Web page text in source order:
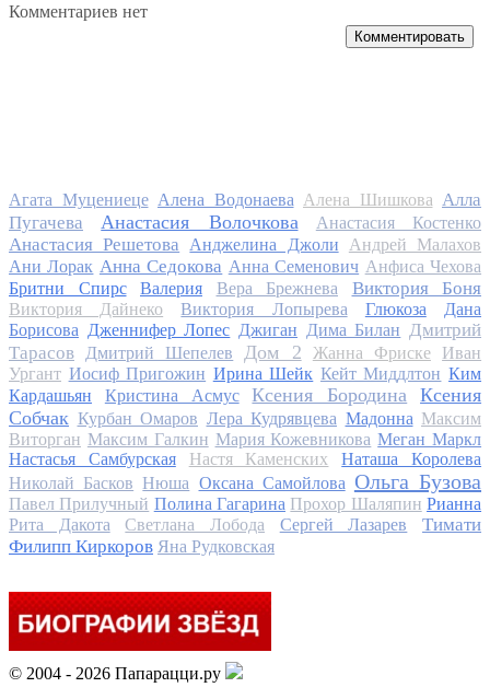
Комментариев нет
Комментировать
Агата Муцениеце Алена Водонаева Алена Шишкова Алла
Пугачева
Анастасия Волочкова Анастасия Костенко
Анастасия Решетова Анджелина Джоли
Андрей Малахов
Ани Лорак Анна Седокова Анна Семенович Анфиса Чехова
Бритни Спирс
Валерия Вера Брежнева Виктория Боня
Виктория Дайнеко Виктория Лопырева Глюкоза
Дана
Борисова Дженнифер Лопес Джиган Дима Билан Дмитрий
Тарасов
Дмитрий Шепелев Дом 2 Жанна Фриске
Иван
Ургант Иосиф Пригожин Ирина Шейк Кейт Миддлтон Ким
Кардашьян
Кристина Асмус Ксения Бородина
Ксения
Собчак Курбан Омаров Лера Кудрявцева Мадонна Максим
Виторган Максим Галкин Мария Кожевникова Меган Маркл
Настасья Самбурская
Настя Каменских
Наташа Королева
Николай Басков Нюша Оксана Самойлова Ольга Бузова
Павел Прилучный Полина Гагарина Прохор Шаляпин Рианна
Рита Дакота
Светлана Лобода Сергей Лазарев
Тимати
Филипп Киркоров Яна Рудковская
© 2004 - 2026 Папарацци.ру